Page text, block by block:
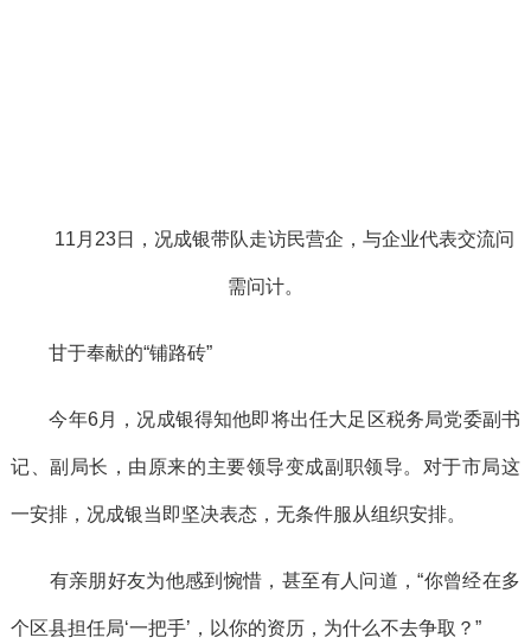
11月23日，况成银带队走访民营企，与企业代表交流问
需问计。
甘于奉献的“铺路砖”
今年6月，况成银得知他即将出任大足区税务局党委副书
记、副局长，由原来的主要领导变成副职领导。对于市局这
一安排，况成银当即坚决表态，无条件服从组织安排。
有亲朋好友为他感到惋惜，甚至有人问道，“你曾经在多
个区县担任局‘一把手’，以你的资历，为什么不去争取？”